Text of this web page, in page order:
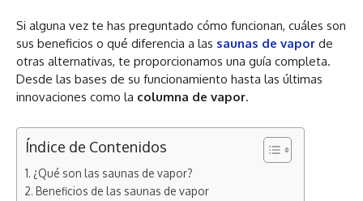
Si alguna vez te has preguntado cómo funcionan, cuáles son
sus beneficios o qué diferencia a las saunas de vapor de
otras alternativas, te proporcionamos una guía completa.
Desde las bases de su funcionamiento hasta las últimas
innovaciones como la columna de vapor.
Índice de Contenidos
¿Qué son las saunas de vapor?
Beneficios de las saunas de vapor